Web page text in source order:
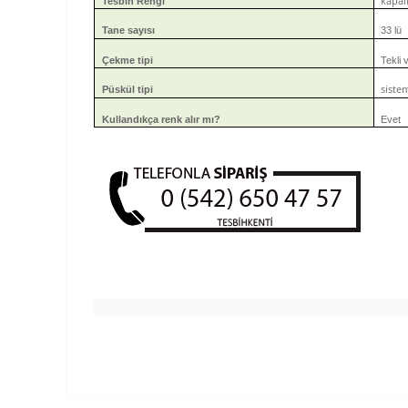
Tane sayısı 33 lü
Çekme tipi Tekli
Püskül tipi
Kullandıkça renk alır mı? Evet